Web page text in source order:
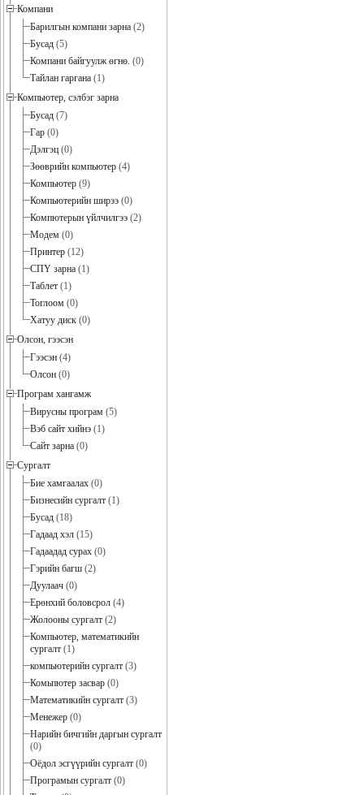
Компани
Барилгын компани зарна (2)
Бусад (5)
Компани байгуулж өгнө. (0)
Тайлан гаргана (1)
Компьютер, сэлбэг зарна
Бусад (7)
Гар (0)
Дэлгэц (0)
Зөөврийн компьютер (4)
Компьютер (9)
Компьютерийн ширээ (0)
Компютерын үйлчилгээ (2)
Модем (0)
Принтер (12)
СПҮ зарна (1)
Таблет (1)
Тоглоом (0)
Хатуу диск (0)
Олсон, гээсэн
Гээсэн (4)
Олсон (0)
Програм хангамж
Вирусны програм (5)
Вэб сайт хийнэ (1)
Сайт зарна (0)
Сургалт
Бие хамгаалах (0)
Бизнесийн сургалт (1)
Бусад (18)
Гадаад хэл (15)
Гадаадад сурах (0)
Гэрийн багш (2)
Дуулаач (0)
Ерөнхий боловсрол (4)
Жолооны сургалт (2)
Компьютер, математикийн
сургалт (1)
компьютерийн сургалт (3)
Комьпютер засвар (0)
Математикийн сургалт (3)
Менежер (0)
Нарийн бичгийн даргын сургалт
(0)
Оёдол эсгүүрийн сургалт (0)
Програмын сургалт (0)